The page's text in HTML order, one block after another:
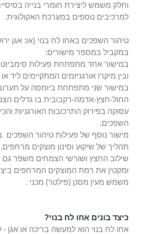
וחלק משמש ליצירת חומרי בנייה
למרכיבים נוספים במערכת האקולוגית.
טיהור השפכים באחו לח בנוי (או: אגן
במקביל במספר מישורים:
במישור אחד מתפתחת פעילות
ובין מיקרו אורגניזמים המתקיימים ליד
במישור שני מתפתחת ביומסה על
החול-חצץ-אדמה-רקבובית בו גדלים
עסוקה בפירוק התרכובות האורגניות
השפכים.
מישור נוסף של פעילות טיהור השפכים
תהליך של שיקוע וסינון מוצקים מרחפים,
שילוב החצץ ושורשי הצמחים משפר גם
ומקטין את רמת המוצקים המרחפים
משמש מעין מסנן (פילטר) מכני .
כיצד בונים אחו לח בנוי?
אחו לח בנוי הוא למעשה בריכה או אגן -